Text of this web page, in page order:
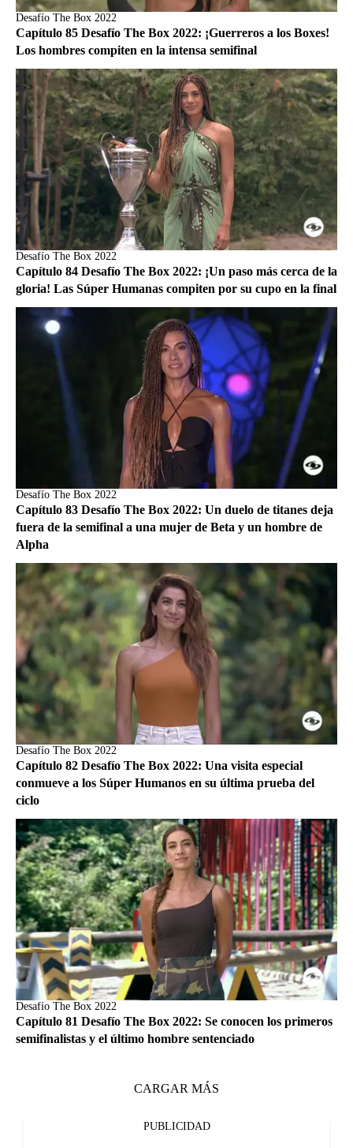
Desafío The Box 2022
Capítulo 85 Desafío The Box 2022: ¡Guerreros a los Boxes!
Los hombres compiten en la intensa semifinal
Desafío The Box 2022
Capítulo 84 Desafío The Box 2022: ¡Un paso más cerca de la
gloria! Las Súper Humanas compiten por su cupo en la final
Desafío The Box 2022
Capítulo 83 Desafío The Box 2022: Un duelo de titanes deja
fuera de la semifinal a una mujer de Beta y un hombre de
Alpha
Desafío The Box 2022
Capítulo 82 Desafío The Box 2022: Una visita especial
conmueve a los Súper Humanos en su última prueba del
ciclo
Desafío The Box 2022
Capítulo 81 Desafío The Box 2022: Se conocen los primeros
semifinalistas y el último hombre sentenciado
CARGAR MÁS
PUBLICIDAD